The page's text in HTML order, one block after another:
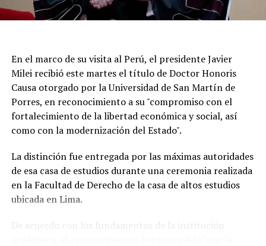
Según la reconstrucción realizada por los
Maldonado y luego se había ido hacia Punta del Este.
Un chofer de ómnibus aportó información clave al
recordar que la había trasladado y permitió a los
En el marco de su visita al Perú, el presidente Javier
Milei recibió este martes el título de Doctor Honoris
Causa otorgado por la Universidad de San Martín de
Porres, en reconocimiento a su "compromiso con el
fortalecimiento de la libertad económica y social, así
como con la modernización del Estado".
La distinción fue entregada por las máximas autoridades
de esa casa de estudios durante una ceremonia realizada
en la Facultad de Derecho de la casa de altos estudios
ubicada en Lima.